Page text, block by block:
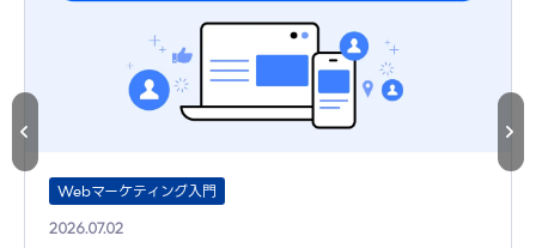
Webマーケティング入門
2026.07.02